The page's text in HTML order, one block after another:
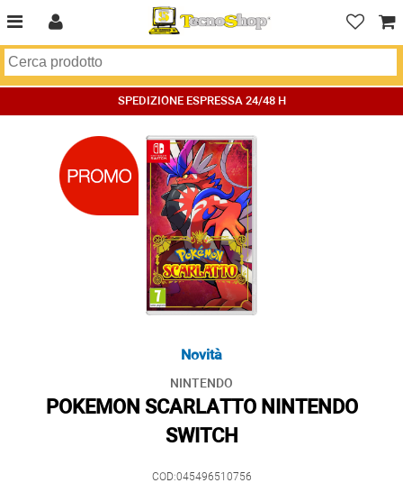
SPEDIZIONE ESPRESSA 24/48 H
Novità
NINTENDO
POKEMON SCARLATTO NINTENDO
SWITCH
COD:045496510756